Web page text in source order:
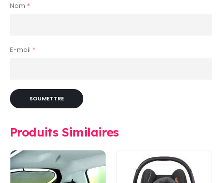
Nom *
E-mail *
Produits Similaires